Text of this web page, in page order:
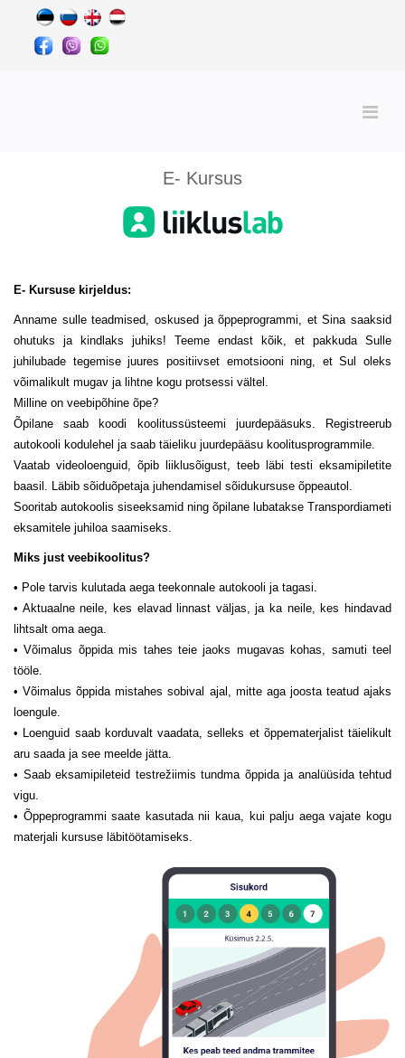
E- Kursus
E- Kursuse kirjeldus:
Anname sulle teadmised, oskused ja õppeprogrammi, et Sina saaksid
ohutuks ja kindlaks juhiks! Teeme endast kõik, et pakkuda Sulle
juhilubade tegemise juures positiivset emotsiooni ning, et Sul oleks
võimalikult mugav ja lihtne kogu protsessi vältel.
Milline on veebipõhine õpe?
Õpilane saab koodi koolitussüsteemi juurdepääsuks. Registreerub
autokooli kodulehel ja saab täieliku juurdepääsu koolitusprogrammile.
Vaatab videoloenguid, õpib liiklusõigust, teeb läbi testi eksamipiletite
baasil. Läbib sõiduõpetaja juhendamisel sõidukursuse õppeautol.
Sooritab autokoolis siseeksamid ning õpilane lubatakse Transpordiameti
eksamitele juhiloa saamiseks.
Miks just veebikoolitus?
• Pole tarvis kulutada aega teekonnale autokooli ja tagasi.
• Aktuaalne neile, kes elavad linnast väljas, ja ka neile, kes hindavad
lihtsalt oma aega.
• Võimalus õppida mis tahes teie jaoks mugavas kohas, samuti teel
tööle.
• Võimalus õppida mistahes sobival ajal, mitte aga joosta teatud ajaks
loengule.
• Loenguid saab korduvalt vaadata, selleks et õppematerjalist täielikult
aru saada ja see meelde jätta.
• Saab eksamipileteid testrežiimis tundma õppida ja analüüsida tehtud
vigu.
• Õppeprogrammi saate kasutada nii kaua, kui palju aega vajate kogu
materjali kursuse läbitöötamiseks.